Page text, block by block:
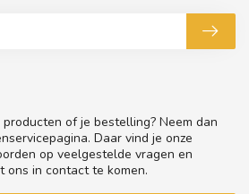
of je bestelling? Neem dan
Daar vind je onze
op veelgestelde vragen en
ons in contact te komen.